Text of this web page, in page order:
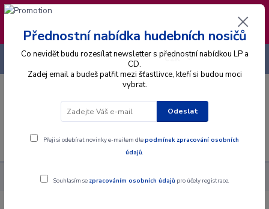
❣️ Od 4.8. do 13.8. čerpám dovolenou. Datum
expedice objednávek se posouvá na pátek
14.8.2026 🐋
Menu
CZK
+420 725 736 293
Alba CD M. Pokora - Updated - CD
Přednostní nabídka hudebních nosičů
Co nevidět budu rozesílat newsletter s přednostní nabídkou LP a
CD.
Zadej email a budeš patřit mezi šťastlivce, kteří si budou moci
vybrat.
Odeslat
Přeji si odebírat novinky e-mailem dlepodmínek zpracování osobních
údajů.
Souhlasím se zpracováním osobních údajů pro účely registrace.